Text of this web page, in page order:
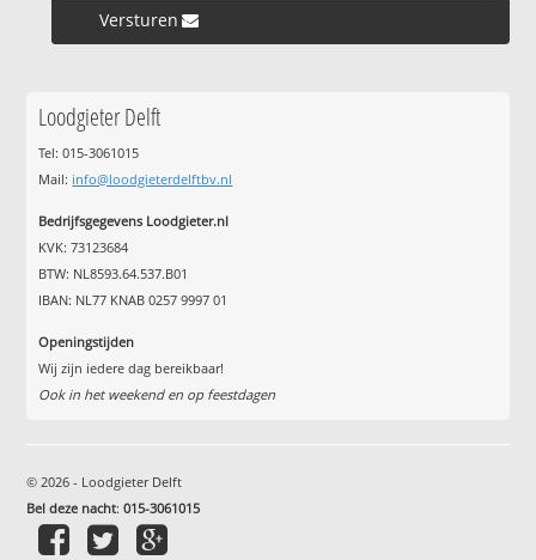
Versturen »
Loodgieter Delft
Tel: 015-3061015
Mail: info@loodgieterdelftbv.nl
Bedrijfsgegevens Loodgieter.nl
KVK: 73123684
BTW: NL8593.64.537.B01
IBAN: NL77 KNAB 0257 9997 01
Openingstijden
Wij zijn iedere dag bereikbaar!
Ook in het weekend en op feestdagen
© 2026 - Loodgieter Delft
Bel deze nacht:015-3061015